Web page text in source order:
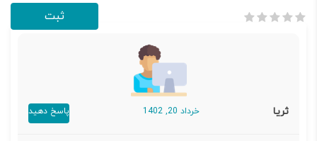
ثریا خرداد 20, 1402 پاسخ دهید